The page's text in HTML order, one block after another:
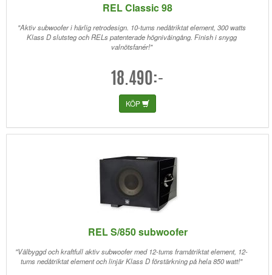
REL Classic 98
"Aktiv subwoofer i härlig retrodesign. 10-tums nedåtriktat element, 300 watts
Klass D slutsteg och RELs patenterade högnivåingång. Finish i snygg
valnötsfanér!"
18.490:-
KÖP
REL S/850 subwoofer
"Välbyggd och kraftfull aktiv subwoofer med 12-tums framåtriktat element, 12-
tums nedåtriktat element och linjär Klass D förstärkning på hela 850 watt!"